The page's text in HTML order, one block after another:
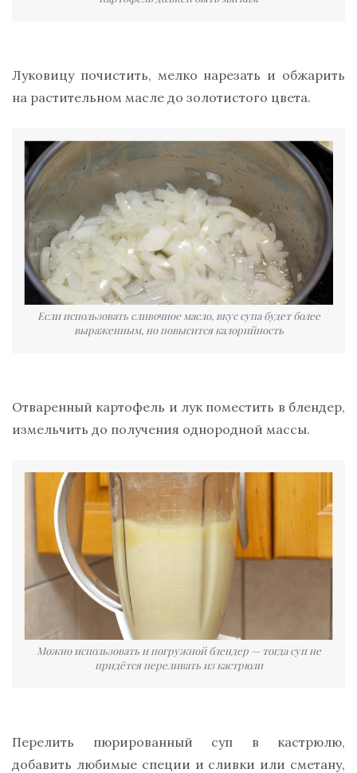
Луковицу почистить, мелко нарезать и обжарить
на растительном масле до золотистого цвета.
Если использовать сливочное масло, вкус супа будет более
выраженным, но повысится калорийность
Отваренный картофель и лук поместить в блендер,
измельчить до получения однородной массы.
Можно использовать и погружной блендер — тогда суп не
придётся переливать из кастрюли
Перелить пюрированный суп в кастрюлю,
добавить любимые специи и сливки или сметану,